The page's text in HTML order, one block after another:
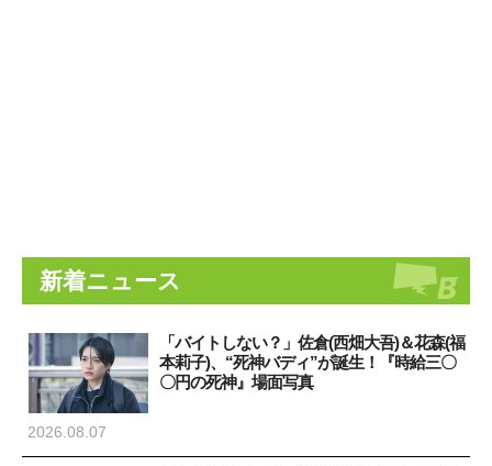
新着ニュース
「バイトしない？」佐倉(西畑大吾)＆花森(福
本莉子)、“死神バディ”が誕生！『時給三〇
〇円の死神』場面写真
2026.08.07